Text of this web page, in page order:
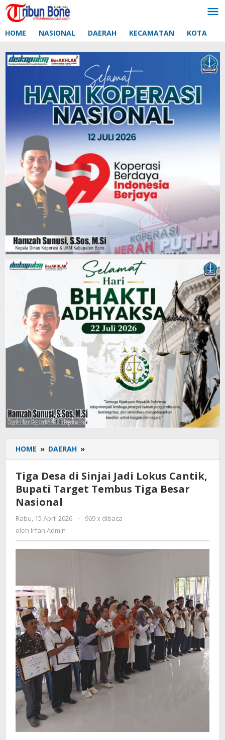
Lewati
ke
HOME NASIONAL DAERAH KECAMATAN KOTA
HOME » DAERAH »
Desa
di
Sinjai
Jadi
Bupati
Tembus
Tiga Desa di Sinjai Jadi Lokus Cantik,
Bupati Target Tembus Tiga Besar
Nasional
Rabu, 15 April 2026
oleh
-
969 x dibaca
oleh Irfan Admin